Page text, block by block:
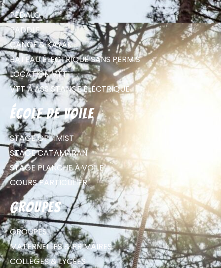
PÉDALO
PADDLE
CANOË & KAYAK
BATEAU ÉLECTRIQUE SANS PERMIS
LOCATION VTT
VTT À ASSISTANCE ÉLECTRIQUE
école de voile
STAGE OPTIMIST
STAGE CATAMARAN
STAGE PLANCHE À VOILE
COURS PARTICULIER
groupes
GROUPES
MATERNELLES & PRIMAIRES
COLLÈGES & LYCÉES